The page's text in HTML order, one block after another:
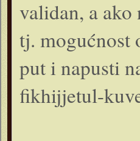
validan, a
tj. mogućnost
put i napusti
fikhijjetul-